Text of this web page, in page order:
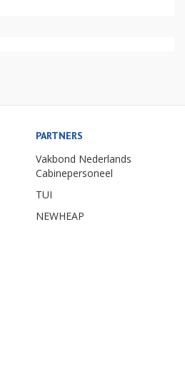
PARTNERS
Vakbond Nederlands
Cabinepersoneel
TUI
NEWHEAP